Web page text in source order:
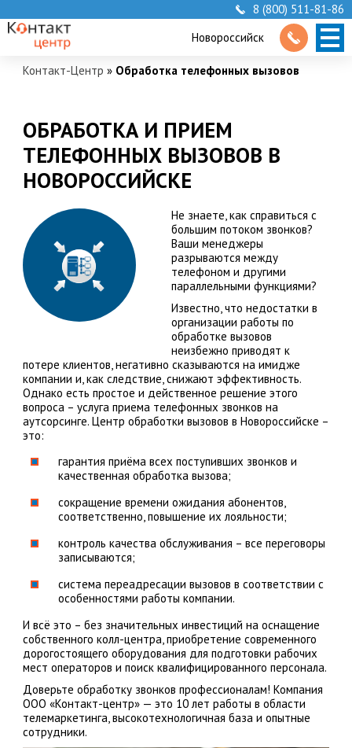
8 (800) 511-81-86
Новороссийск
Контакт-Центр » Обработка телефонных вызовов
ОБРАБОТКА И ПРИЕМ
ТЕЛЕФОННЫХ ВЫЗОВОВ В
НОВОРОССИЙСКЕ
Не знаете, как справиться с
большим потоком звонков?
Ваши менеджеры
разрываются между
телефоном и другими
параллельными функциями?
Известно, что недостатки в
организации работы по
обработке вызовов
неизбежно приводят к
потере клиентов, негативно сказываются на имидже
компании и, как следствие, снижают эффективность.
Однако есть простое и действенное решение этого
вопроса – услуга приема телефонных звонков на
аутсорсинге. Центр обработки вызовов в Новороссийске –
это:
гарантия приёма всех поступивших звонков и
качественная обработка вызова;
сокращение времени ожидания абонентов,
соответственно, повышение их лояльности;
контроль качества обслуживания – все переговоры
записываются;
система переадресации вызовов в соответствии с
особенностями работы компании.
И всё это – без значительных инвестиций на оснащение
собственного колл-центра, приобретение современного
дорогостоящего оборудования для подготовки рабочих
мест операторов и поиск квалифицированного персонала.
Доверьте обработку звонков профессионалам! Компания
ООО «Контакт-центр» — это 10 лет работы в области
телемаркетинга, высокотехнологичная база и опытные
сотрудники.